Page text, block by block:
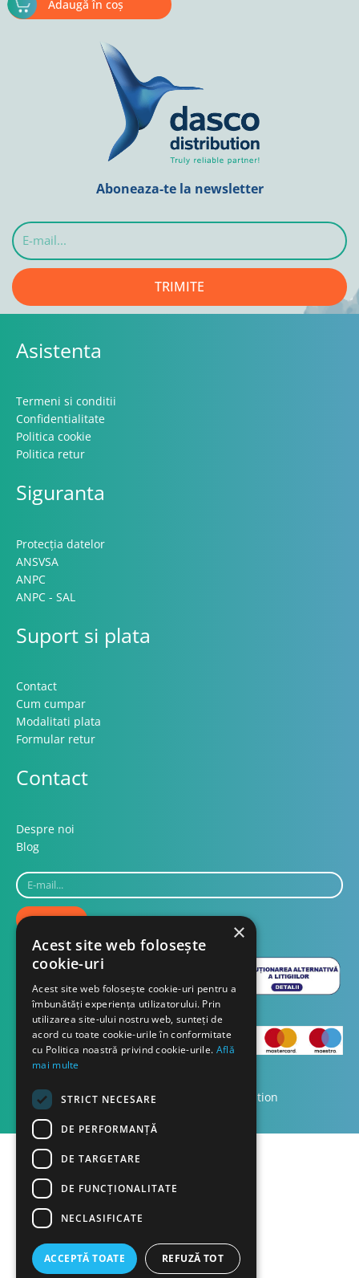
Adaugă în coș
Aboneaza-te la newsletter
E-
mail...
TRIMITE
Asistenta
Termeni si conditii
Confidentialitate
Politica cookie
Politica retur
Siguranta
Protecția datelor
ANSVSA
ANPC
ANPC - SAL
Suport si plata
Contact
Cum cumpar
Modalitati plata
Formular retur
Contact
Despre noi
Blog
E-
mail...
TRIMITE
Copyright © 2023 Dasco Distribution
×
Acest site web folosește
cookie-uri
Acest site web folosește cookie-uri pentru a
îmbunătăți experiența utilizatorului. Prin
utilizarea site-ului nostru web, sunteți de
acord cu toate cookie-urile în conformitate
cu Politica noastră privind cookie-urile. Află
mai multe
STRICT NECESARE
DE PERFORMANȚĂ
DE TARGETARE
DE FUNCŢIONALITATE
NECLASIFICATE
ACCEPTĂ TOATE REFUZĂ TOT